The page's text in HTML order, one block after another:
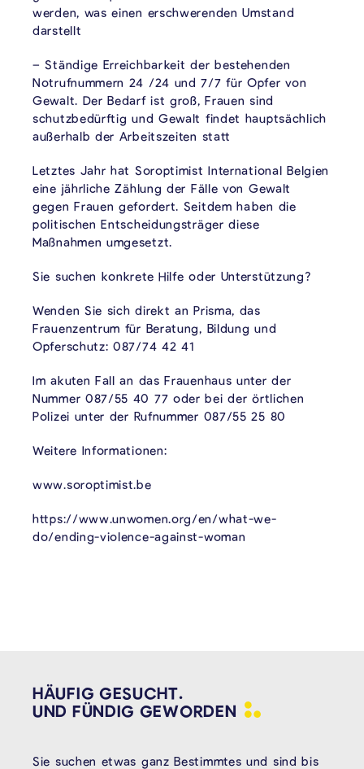
werden, was einen erschwerenden Umstand
darstellt
– Ständige Erreichbarkeit der bestehenden
Notrufnummern 24 /24 und 7/7 für Opfer von
Gewalt. Der Bedarf ist groß, Frauen sind
schutzbedürftig und Gewalt findet hauptsächlich
außerhalb der Arbeitszeiten statt
Letztes Jahr hat Soroptimist International Belgien
eine jährliche Zählung der Fälle von Gewalt
gegen Frauen gefordert. Seitdem haben die
politischen Entscheidungsträger diese
Maßnahmen umgesetzt.
Sie suchen konkrete Hilfe oder Unterstützung?
Wenden Sie sich direkt an Prisma, das
Frauenzentrum für Beratung, Bildung und
Opferschutz: 087/74 42 41
Im akuten Fall an das Frauenhaus unter der
Nummer 087/55 40 77 oder bei der örtlichen
Polizei unter der Rufnummer 087/55 25 80
Weitere Informationen:
www.soroptimist.be
https://www.unwomen.org/en/what-we-
do/ending-violence-against-woman
HÄUFIG GESUCHT.
UND FÜNDIG GEWORDEN
Sie suchen etwas ganz Bestimmtes und sind bis